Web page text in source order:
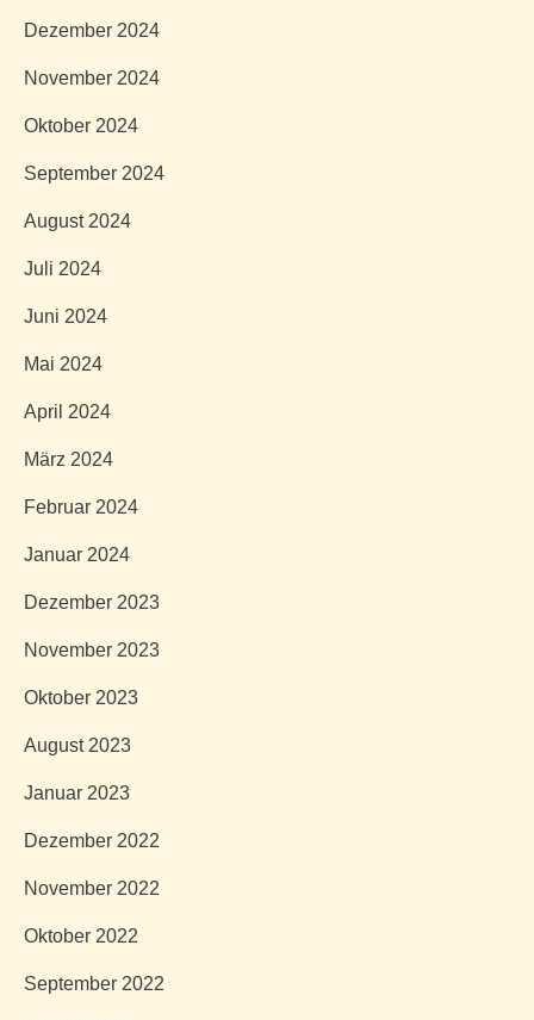
Dezember 2024
November 2024
Oktober 2024
September 2024
August 2024
Juli 2024
Juni 2024
Mai 2024
April 2024
März 2024
Februar 2024
Januar 2024
Dezember 2023
November 2023
Oktober 2023
August 2023
Januar 2023
Dezember 2022
November 2022
Oktober 2022
September 2022